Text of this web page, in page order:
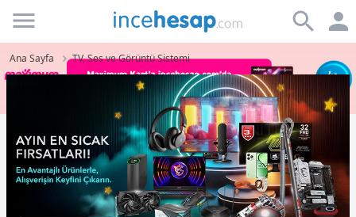
Incehesap
Ana Sayfa TV, Ses ve Görüntü Sistemi